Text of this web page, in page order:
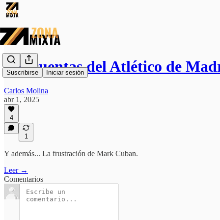
Suscribirse Iniciar sesión
Las cuentas del Atlético de
Carlos Molina
abr 1, 2025
4
1
Y además... La frustración de Mark Cuban.
Leer →
Comentarios